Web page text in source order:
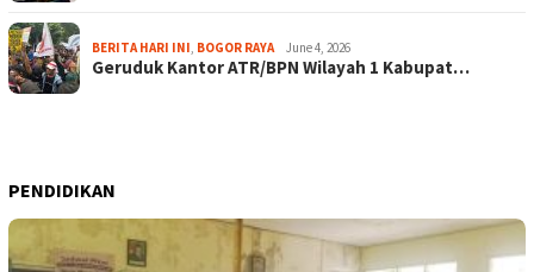
BERITA HARI INI, BOGOR RAYA June 4, 2026
Geruduk Kantor ATR/BPN Wilayah 1 Kabupat…
PENDIDIKAN